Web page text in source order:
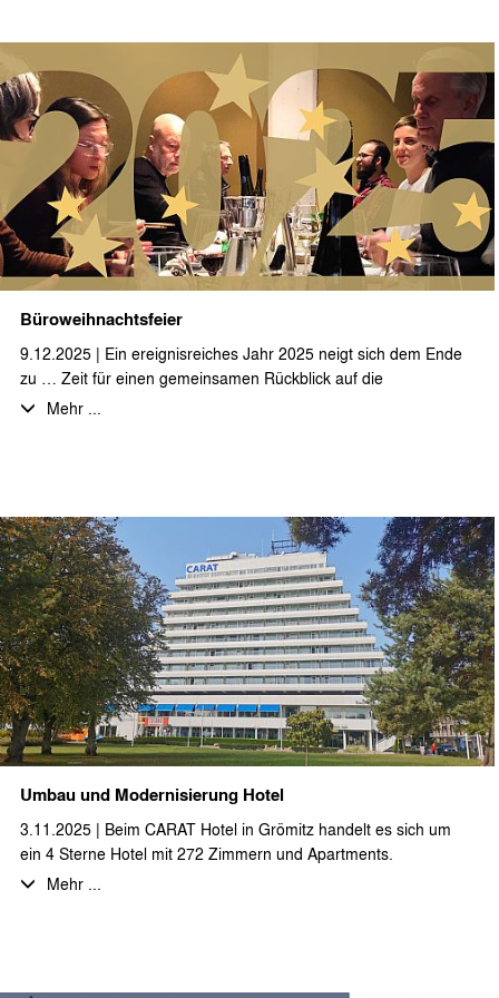
Die hochwertige Ausstattung entspricht einem High-Class
Alpenhotel.
Es handelt sich um einen dreigeschossigen Baukörper mit einer
BGF von ca. 2.400 qm. Mit der Pfahlgründung und den
notwendigen Verbauarbeiten für die Tiefgarage wird im Februar
begonnen. Durch unser Büro werden die LP 5-7 sowie die
künstlerische Oberleitung durchgeführt.
Wir wünschen unserem Auftraggeber sowie allen am Bau
Beteiligten viel Erfolg bei der Realisierung.
Büroweihnachtsfeier
9.12.2025 | Ein ereignisreiches Jahr 2025 neigt sich dem Ende
zu … Zeit für einen gemeinsamen Rückblick auf die
Herausforderungen und Erfolge, die vielen bearbeiteten und
Vor allem aber Zeit für einen gemütlichen Abend bei leckerem
Essen und erlesenen Getränken mit den Kolleginnen und
Kollegen.
Wir sagen DANKE! für die Zusammenarbeit im letzten Jahr und
wünschen allen Auftraggeber*innen, Geschäftspartner*innen
und dem ganzen Team eine schöne Adventszeit!
Mehr ...
Umbau und Modernisierung Hotel
3.11.2025 | Beim CARAT Hotel in Grömitz handelt es sich um
ein 4 Sterne Hotel mit 272 Zimmern und Apartments.
Hier werden zurzeit umfangreiche Umbau- und
Mehr ...